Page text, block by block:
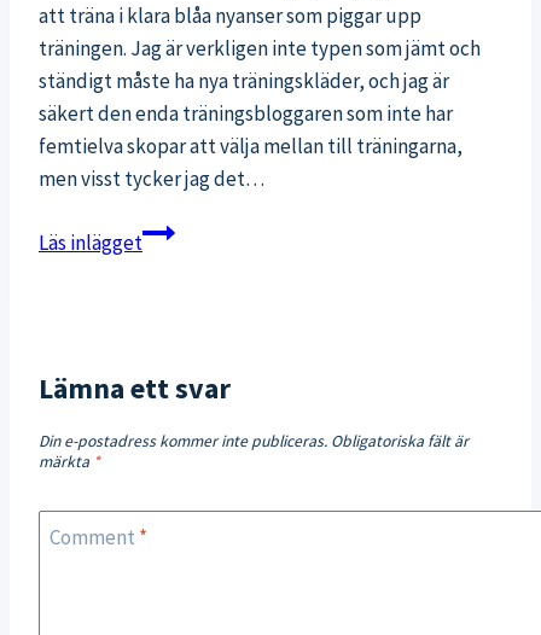
att träna i klara blåa nyanser som piggar upp
träningen. Jag är verkligen inte typen som jämt och
ständigt måste ha nya träningskläder, och jag är
säkert den enda träningsbloggaren som inte har
femtielva skopar att välja mellan till träningarna,
men visst tycker jag det…
Läs inläggetMina
Lämna ett svar
Din e-postadress kommer inte publiceras. Obligatoriska fält är
märkta *
Comment *